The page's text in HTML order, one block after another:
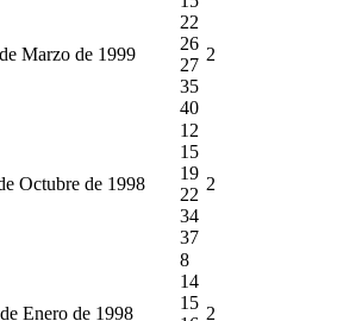
Marzo de 1999
22
26
27
35
40
2
Octubre de 1998
12
15
19
22
34
37
2
Enero de 1998
8
14
15
2